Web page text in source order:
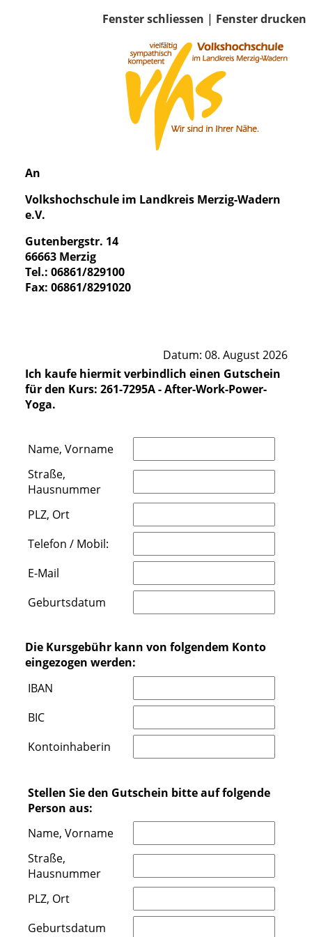
Fenster schliessen | Fenster drucken
An
Volkshochschule im Landkreis Merzig-Wadern
e.V.
Gutenbergstr. 14
66663 Merzig
Tel.: 06861/829100
Fax: 06861/8291020
Datum: 08. August 2026
Ich kaufe hiermit verbindlich einen Gutschein
für den Kurs: 261-7295A - After-Work-Power-
Yoga.
Name, Vorname
Straße,
Hausnummer
PLZ, Ort
Telefon / Mobil:
E-Mail
Geburtsdatum
Die Kursgebühr kann von folgendem Konto
eingezogen werden:
IBAN
BIC
Kontoinhaberin
Stellen Sie den Gutschein bitte auf folgende
Person aus:
Name, Vorname
Straße,
Hausnummer
PLZ, Ort
Geburtsdatum